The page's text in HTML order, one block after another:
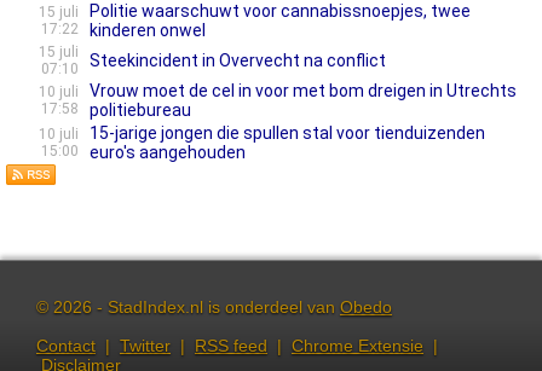
15 juli
17:22
Politie waarschuwt voor cannabissnoepjes, twee
kinderen onwel
15 juli
07:10
Steekincident in Overvecht na conflict
10 juli
17:58
Vrouw moet de cel in voor met bom dreigen in Utrechts
politiebureau
10 juli
15:00
15-jarige jongen die spullen stal voor tienduizenden
euro's aangehouden
© 2026 - StadIndex.nl is onderdeel van Obedo
Contact | Twitter | RSS feed | Chrome Extensie |
Disclaimer